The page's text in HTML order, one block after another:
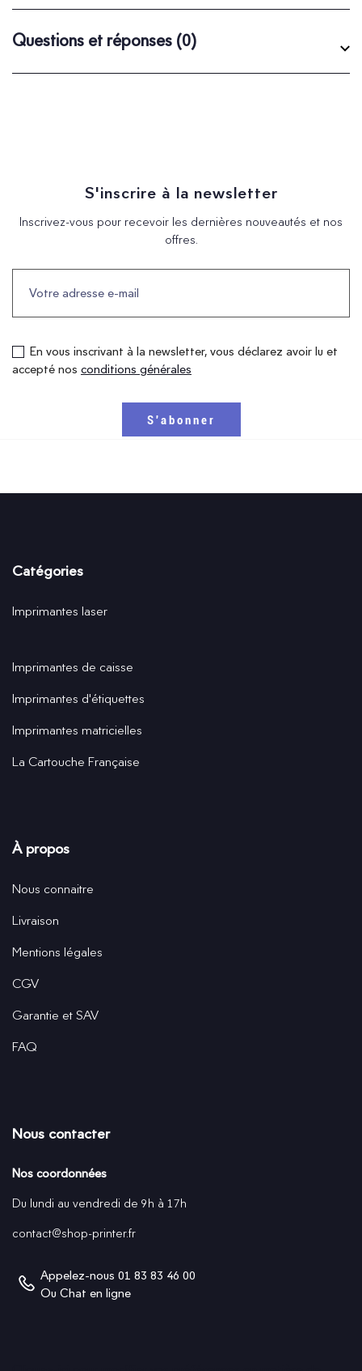
Questions et réponses (0)
S'inscrire à la newsletter
Inscrivez-vous pour recevoir les dernières nouveautés et nos
offres.
En vous inscrivant à la newsletter, vous déclarez avoir lu et
accepté nos conditions générales
Catégories
Imprimantes laser
Imprimantes de caisse
Imprimantes d'étiquettes
Imprimantes matricielles
La Cartouche Française
À propos
Nous connaitre
Livraison
Mentions légales
CGV
Garantie et SAV
FAQ
Nous contacter
Nos coordonnées
Du lundi au vendredi de 9h à 17h
contact@shop-printer.fr
Appelez-nous 01 83 83 46 00
Ou Chat en ligne